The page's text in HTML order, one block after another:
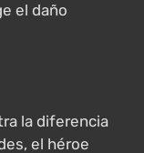
el daño
la diferencia
el héroe